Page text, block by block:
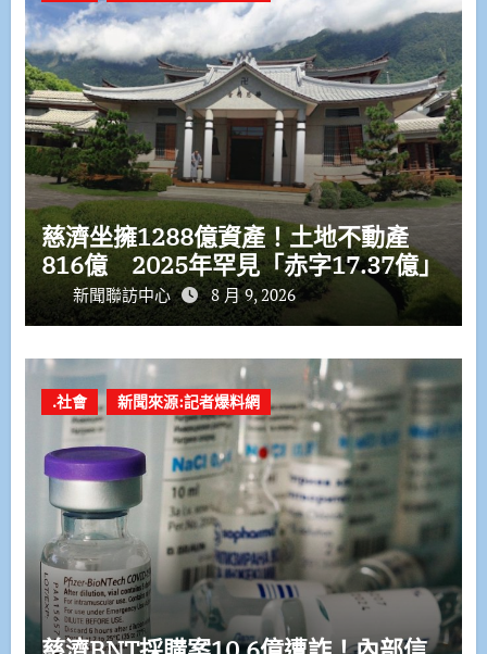
慈濟坐擁1288億資產！土地不動產
816億 2025年罕見「赤字17.37億」
新聞聯訪中心 8 月 9, 2026
.社會 新聞來源:記者爆料網